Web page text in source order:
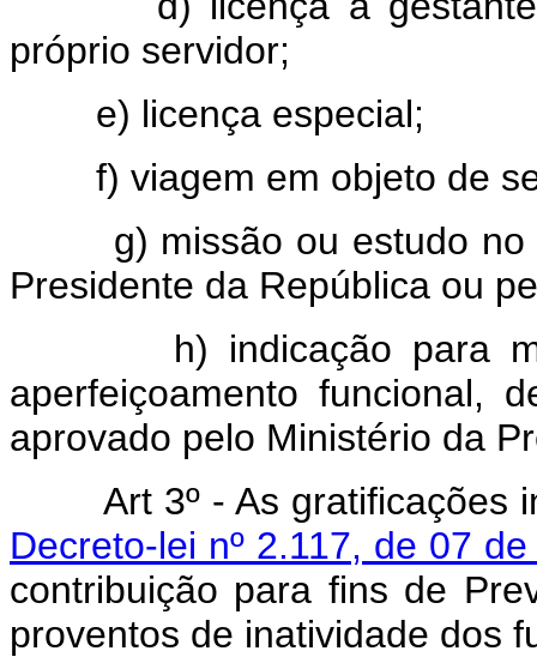
próprio servidor;
e) licença especial;
f) viagem em objeto de
g) missão ou estudo no
Presidente da República ou
h) indicação para
aperfeiçoamento funcional,
aprovado pelo Ministério da
Art 3º - As gratificações
Decreto-lei nº 2.117, de 07
contribuição para fins de
proventos de inatividade dos